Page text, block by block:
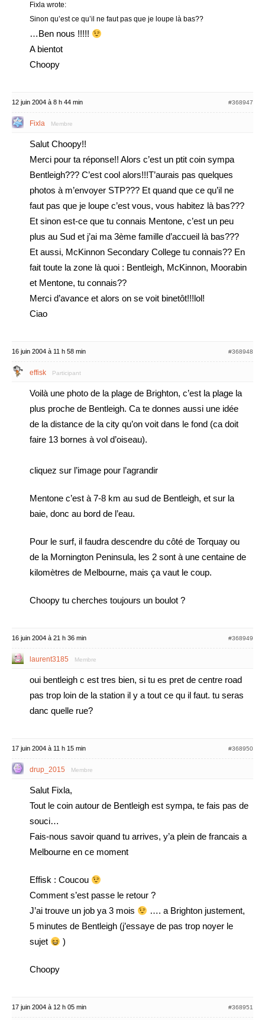
Fixla wrote:
Sinon qu’est ce qu’il ne faut pas que je loupe là bas??
…Ben nous !!!!!
A bientot
Choopy
12 juin 2004 à 8 h 44 min #368947
Fixla Membre
Salut Choopy!!
Merci pour ta réponse!! Alors c’est un ptit coin sympa
Bentleigh??? C’est cool alors!!!T’aurais pas quelques
photos à m’envoyer STP??? Et quand que ce qu’il ne
faut pas que je loupe c’est vous, vous habitez là bas???
Et sinon est-ce que tu connais Mentone, c’est un peu
plus au Sud et j’ai ma 3ème famille d’accueil là bas???
Et aussi, McKinnon Secondary College tu connais?? En
fait toute la zone là quoi : Bentleigh, McKinnon, Moorabin
et Mentone, tu connais??
Merci d’avance et alors on se voit binetôt!!!lol!
Ciao
16 juin 2004 à 11 h 58 min #368948
effisk Participant
Voilà une photo de la plage de Brighton, c’est la plage la
plus proche de Bentleigh. Ca te donnes aussi une idée
de la distance de la city qu’on voit dans le fond (ca doit
faire 13 bornes à vol d’oiseau).
cliquez sur l’image pour l’agrandir
Mentone c’est à 7-8 km au sud de Bentleigh, et sur la
baie, donc au bord de l’eau.
Pour le surf, il faudra descendre du côté de Torquay ou
de la Mornington Peninsula, les 2 sont à une centaine de
kilomètres de Melbourne, mais ça vaut le coup.
Choopy tu cherches toujours un boulot ?
16 juin 2004 à 21 h 36 min #368949
laurent3185 Membre
oui bentleigh c est tres bien, si tu es pret de centre road
pas trop loin de la station il y a tout ce qu il faut. tu seras
danc quelle rue?
17 juin 2004 à 11 h 15 min #368950
drup_2015 Membre
Salut Fixla,
Tout le coin autour de Bentleigh est sympa, te fais pas de
souci…
Fais-nous savoir quand tu arrives, y’a plein de francais a
Melbourne en ce moment
Effisk : Coucou
Comment s’est passe le retour ?
J’ai trouve un job ya 3 mois
…. a Brighton justement,
5 minutes de Bentleigh (j’essaye de pas trop noyer le
sujet
)
Choopy
17 juin 2004 à 12 h 05 min #368951